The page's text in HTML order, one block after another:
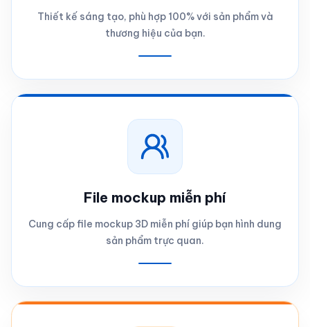
Thiết kế sáng tạo, phù hợp 100% với sản phẩm và
thương hiệu của bạn.
File mockup miễn phí
Cung cấp file mockup 3D miễn phí giúp bạn hình dung
sản phẩm trực quan.